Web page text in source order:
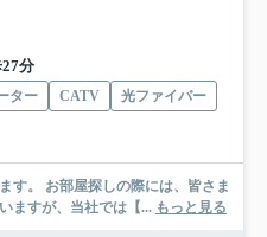
分
ター CATV
光ファイバー
、皆さま
ますが、当社では【... もっと見る